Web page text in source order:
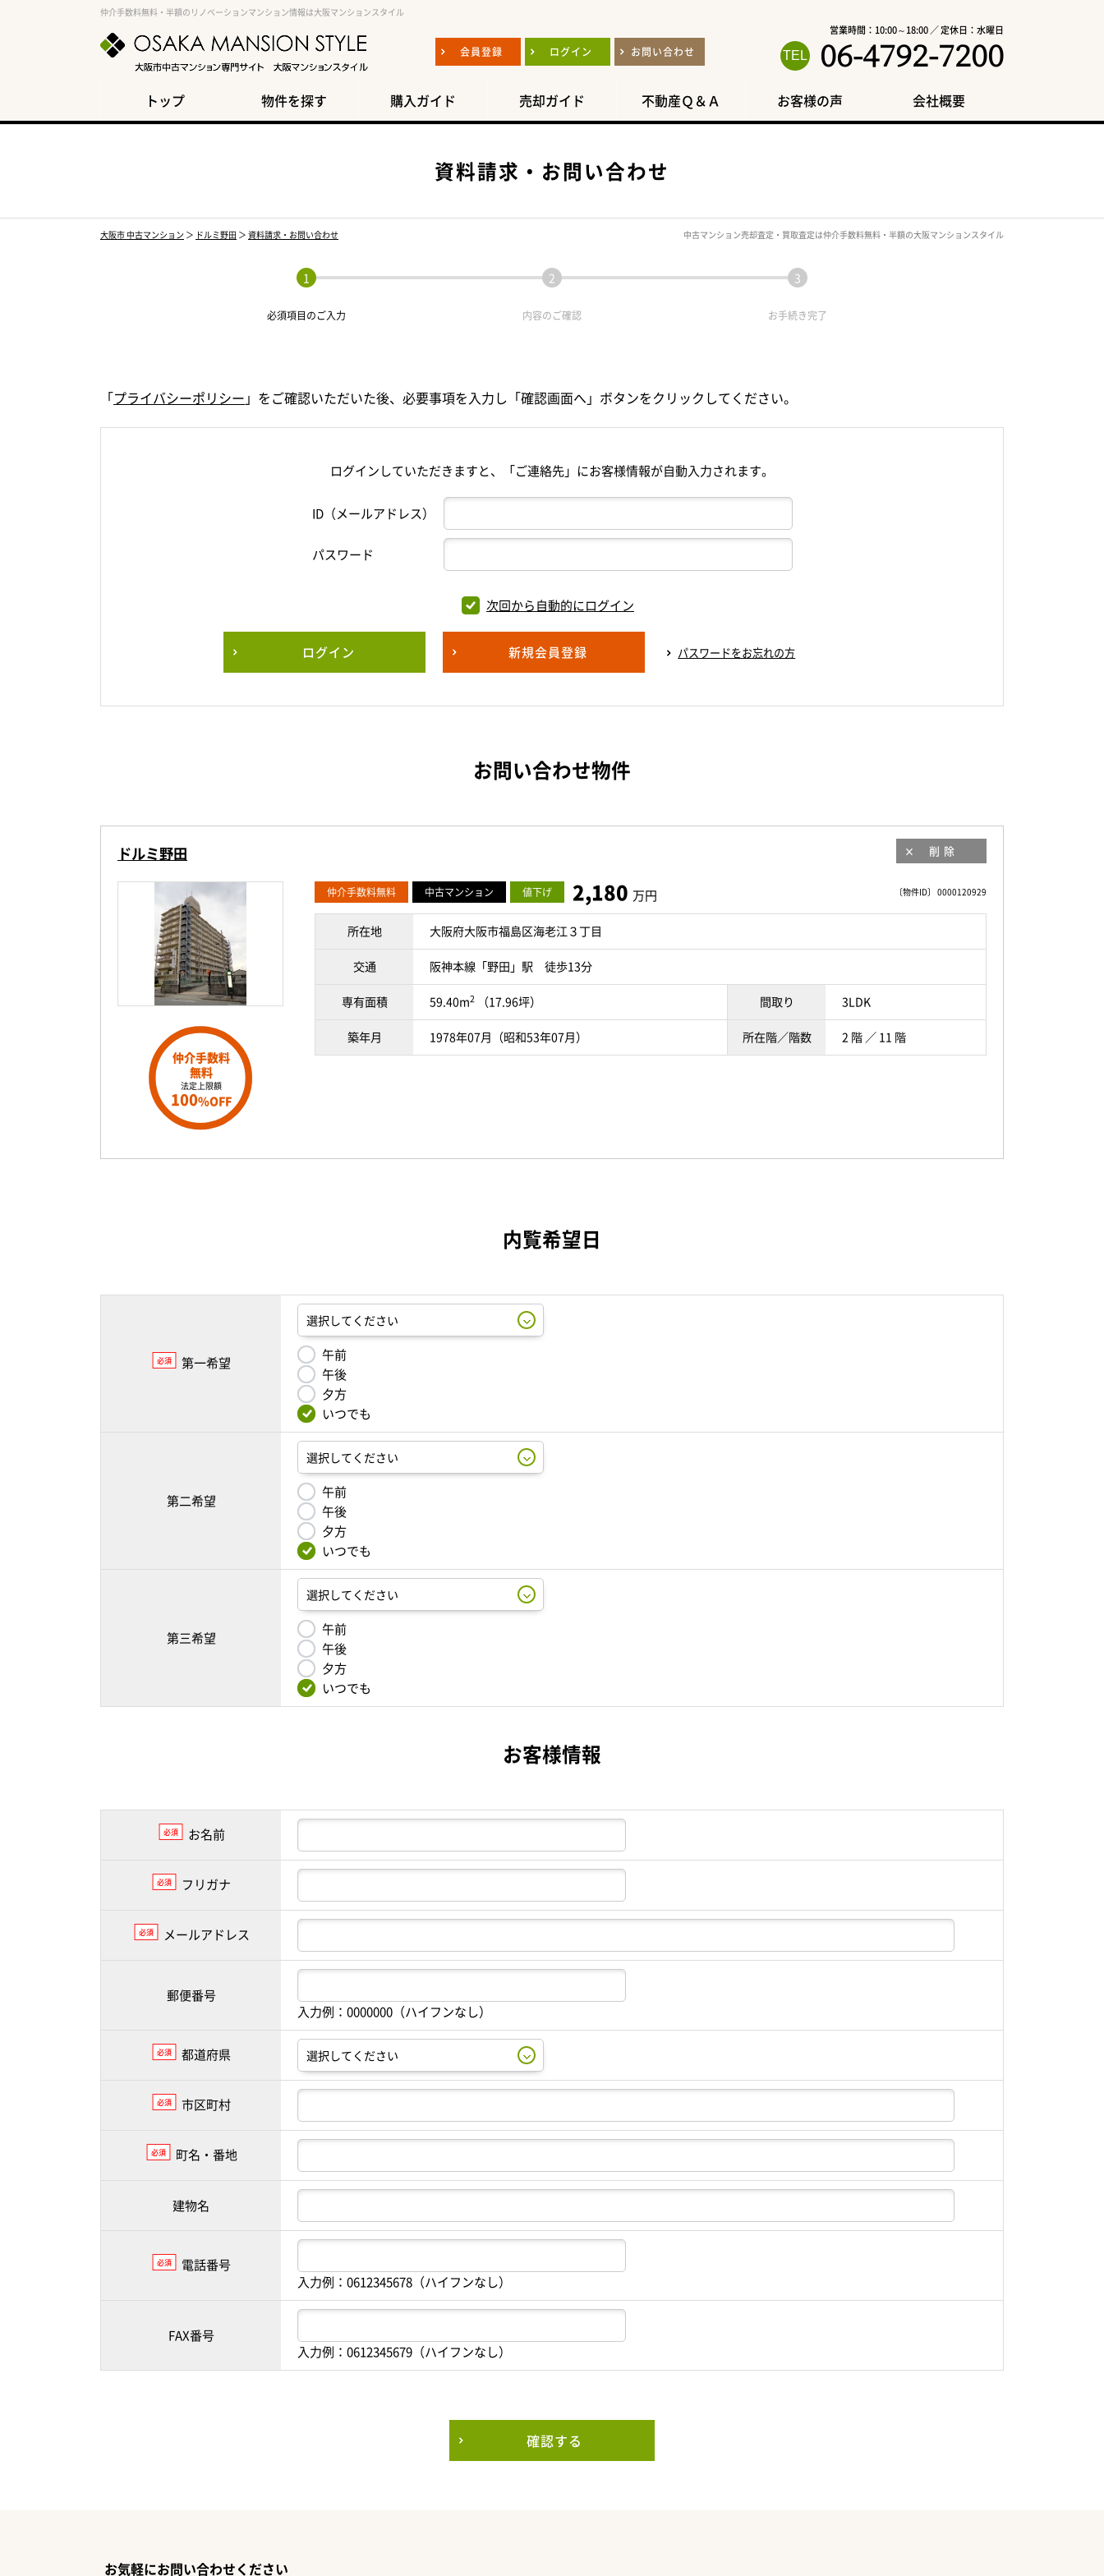
仲介手数料無料・半額のリノベーションマンション情報は大阪マンションスタイル
会員登録 ログイン お問い合わせ
営業時間：10:00～18:00 ／ 定休日：水曜日
06-4792-7200
トップ 物件を探す 購入ガイド 売却ガイド 不動産Ｑ＆Ａ お客様の声 会社概要
資料請求・お問い合わせ
大阪市 中古マンション ＞ ドルミ野田 ＞ 資料請求・お問い合わせ 中古マンション売却査定・買取査定は仲介手数料無料・半額の大阪マンションスタイル
必須項目のご入力 内容のご確認 お手続き完了
「プライバシーポリシー 」をご確認いただいた後、必要事項を入力し「確認画面へ」ボタンをクリックしてください。
ログインしていただきますと、「ご連絡先」にお客様情報が自動入力されます。
ID（メールアドレス）
パスワード
次回から自動的にログイン
ログイン 新規会員登録 パスワードをお忘れの方
お問い合わせ物件
ドルミ野田 削除
仲介手数料
無料
法定上限額
100%OFF
〔物件ID〕 0000120929
仲介手数料無料 中古マンション 値下げ 2,180 万円
所在地 大阪府大阪市福島区海老江３丁目
交通 阪神本線「野田」駅 徒歩13分
専有面積 59.40m2 （17.96坪） 間取り 3LDK
築年月 1978年07月（昭和53年07月） 所在階／階数 2 階 ／ 11 階
内覧希望日
必須 第一希望
午前
午後
夕方
いつでも
第二希望
午前
午後
夕方
いつでも
第三希望
午前
午後
夕方
いつでも
お客様情報
必須 お名前
必須 フリガナ
必須 メールアドレス
郵便番号
入力例：0000000（ハイフンなし）
必須 都道府県
必須 市区町村
必須 町名・番地
建物名
必須
電話番号
入力例：0612345678（ハイフンなし）
FAX番号
入力例：0612345679（ハイフンなし）
確認する
お気軽にお問い合わせください